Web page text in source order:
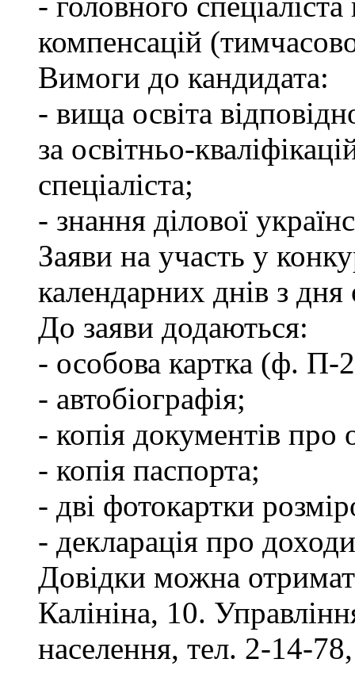
компенсацій
Вимоги до кандидата:
- вища освіта
за освітньо-
спеціаліста;
- знання ділової
Заяви на участь у
календарних днів з
До заяви додаються:
- особова картка (ф.
- автобіографія;
- копія документів про
- копія паспорта;
- дві фотокартки
- декларація про
Довідки можна
Калініна, 10.
населення, тел. 2-14-